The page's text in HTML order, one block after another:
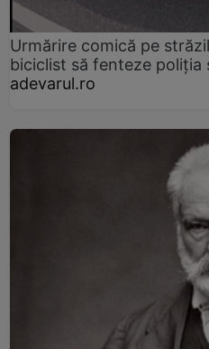
Urmărire comică pe
biciclist să fenteze poliția
adevarul.ro